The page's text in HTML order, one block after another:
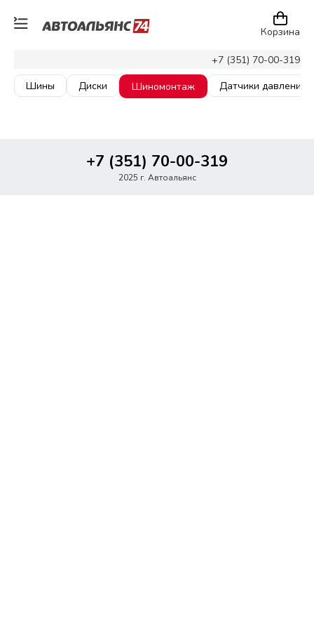
+7 (351) 70-00-319
Корзина
Шины Диски Шиномонтаж Датчики давления
+7 (351) 70-00-319
2025 г. Автоальянс